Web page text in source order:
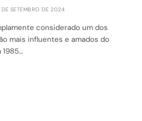
SETEMBRO DE 2024
considerado um dos
mais influentes e amados do